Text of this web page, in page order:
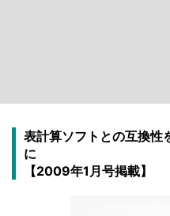
表計算ソフトとの互換性
に
【2009年1月号掲載】